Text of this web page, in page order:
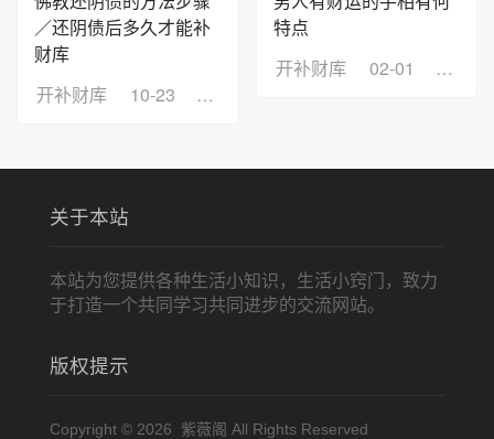
／还阴债后多久才能补
财库
开补财库
10-23 浏览：32
特点
开补财库
02-01 浏览
关于本站
本站为您提供各种生活小知识，生活小窍门，致力
于打造一个共同学习共同进步的交流网站。
版权提示
Copyright © 2026 紫薇阁 All Rights Reserved